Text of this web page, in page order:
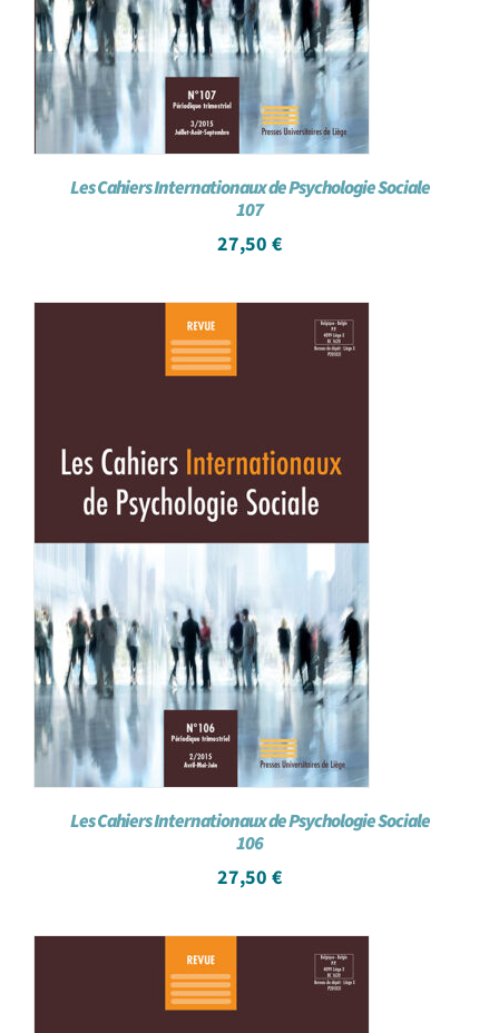
Les Cahiers Internationaux de Psychologie Sociale
107
27,50 €
Les Cahiers Internationaux de Psychologie Sociale
106
27,50 €